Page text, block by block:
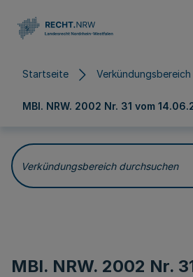
Startseite Verkündungsbereich
MBl. NRW. 2002 Nr. 31 vom
Verkündungsbereich durchsuchen
MBl. NRW. 2002 Nr.